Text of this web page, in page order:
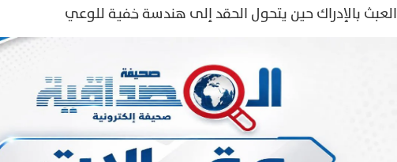
العبث بالإدراك حين يتحول الحقد إلى هندسة خفية للوعي